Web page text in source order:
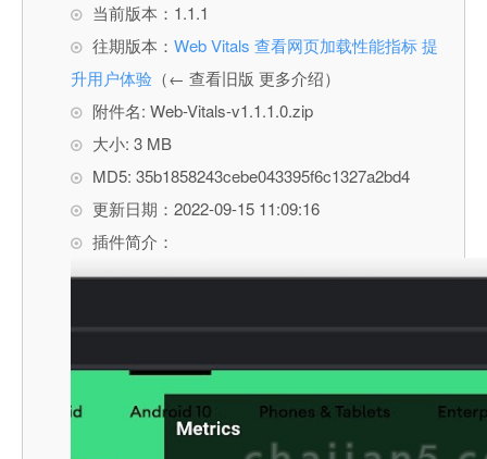
当前版本：1.1.1
往期版本： Web Vitals 查看网页加载性能指标 提
升用户体验 （← 查看旧版 更多介绍）
附件名: Web-Vitals-v1.1.1.0.zip
大小: 3 MB
MD5: 35b1858243cebe043395f6c1327a2bd4
更新日期：2022-09-15 11:09:16
插件简介：